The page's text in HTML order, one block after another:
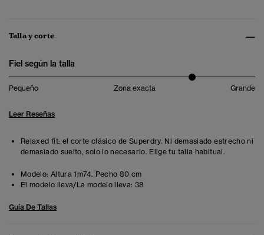
Talla y corte
Fiel según la talla
Pequeño Zona exacta Grande
Leer Reseñas
Relaxed fit: el corte clásico de Superdry. Ni demasiado estrecho ni
demasiado suelto, solo lo necesario. Elige tu talla habitual.
Modelo: Altura 1m74. Pecho 80 cm
El modelo lleva/La modelo lleva: 38
Guía De Tallas